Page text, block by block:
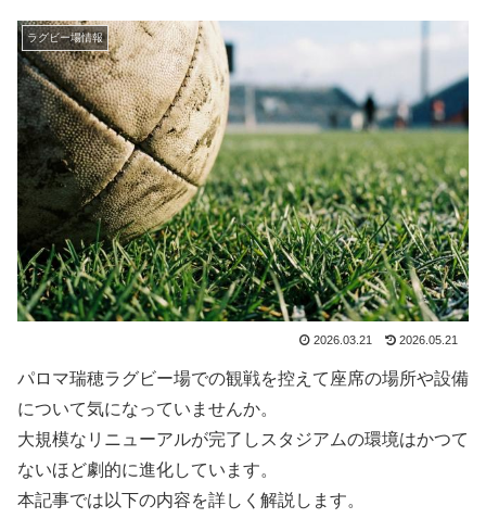
ラグビー場情報
2026.03.21 2026.05.21
パロマ瑞穂ラグビー場での観戦を控えて座席の場所や設備
について気になっていませんか。
大規模なリニューアルが完了しスタジアムの環境はかつて
ないほど劇的に進化しています。
本記事では以下の内容を詳しく解説します。